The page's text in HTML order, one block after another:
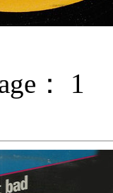
： 1